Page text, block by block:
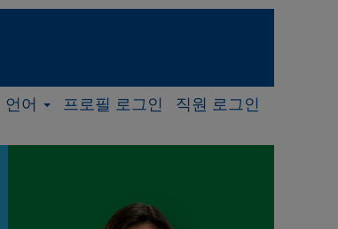
언어 프로필 로그인 직원 로그인